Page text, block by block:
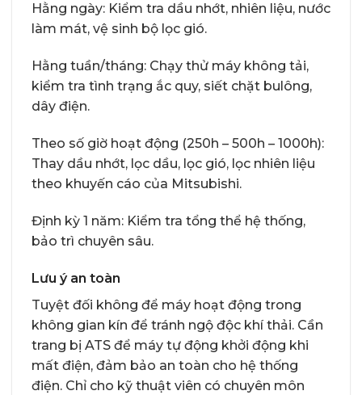
Hằng ngày: Kiểm tra dầu nhớt, nhiên liệu, nước
làm mát, vệ sinh bộ lọc gió.
Hằng tuần/tháng: Chạy thử máy không tải,
kiểm tra tình trạng ắc quy, siết chặt bulông,
dây điện.
Theo số giờ hoạt động (250h – 500h – 1000h):
Thay dầu nhớt, lọc dầu, lọc gió, lọc nhiên liệu
theo khuyến cáo của Mitsubishi.
Định kỳ 1 năm: Kiểm tra tổng thể hệ thống,
bảo trì chuyên sâu.
Lưu ý an toàn
Tuyệt đối không để máy hoạt động trong
không gian kín để tránh ngộ độc khí thải. Cần
trang bị ATS để máy tự động khởi động khi
mất điện, đảm bảo an toàn cho hệ thống
điện. Chỉ cho kỹ thuật viên có chuyên môn